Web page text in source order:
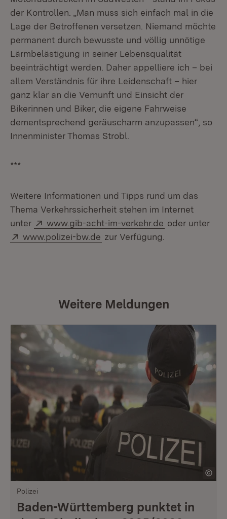
der Kontrollen. „Man muss sich einfach mal in die
Lage der Betroffenen versetzen. Niemand möchte
permanent durch bewusste und völlig unnötige
Lärmbelästigung in seiner Lebensqualität
beeinträchtigt werden. Daher appelliere ich – bei
allem Verständnis für ihre Leidenschaft – hier
ganz klar an die Vernunft und Einsicht der
Bikerinnen und Biker, die eigene Fahrweise
dementsprechend geräuscharm anzupassen“, so
Innenminister Thomas Strobl.
***
Weitere Informationen und Tipps rund um das
Thema Verkehrssicherheit stehen im Internet
unter
Extern:
www.gib-acht-im-verkehr.de (Öffnet in
oder unter
Extern:
www.polizei-bw.de (Öffnet in neuem Fenster)
zur Verfügung.
Weitere Meldungen
Polizei
Baden-Württemberg punktet in